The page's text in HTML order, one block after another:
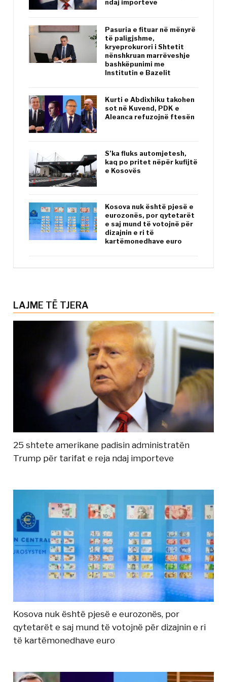
ndaj importeve
Pasuria e fituar në mënyrë
të paligjshme,
kryeprokurori i Shtetit
nënshkruan marrëveshje
bashkëpunimi me
Institutin e Bazelit
Kurti e Abdixhiku takohen
sot në Kuvend, PDK e
Aleanca refuzojnë ftesën
S’ka fluks automjetesh,
kaq po pritet nëpër kufijtë
e Kosovës
Kosova nuk është pjesë e
eurozonës, por qytetarët
e saj mund të votojnë për
dizajnin e ri të
kartëmonedhave euro
LAJME TË TJERA
25 shtete amerikane padisin administratën
Trump për tarifat e reja ndaj importeve
Kosova nuk është pjesë e eurozonës, por
qytetarët e saj mund të votojnë për dizajnin e ri
të kartëmonedhave euro